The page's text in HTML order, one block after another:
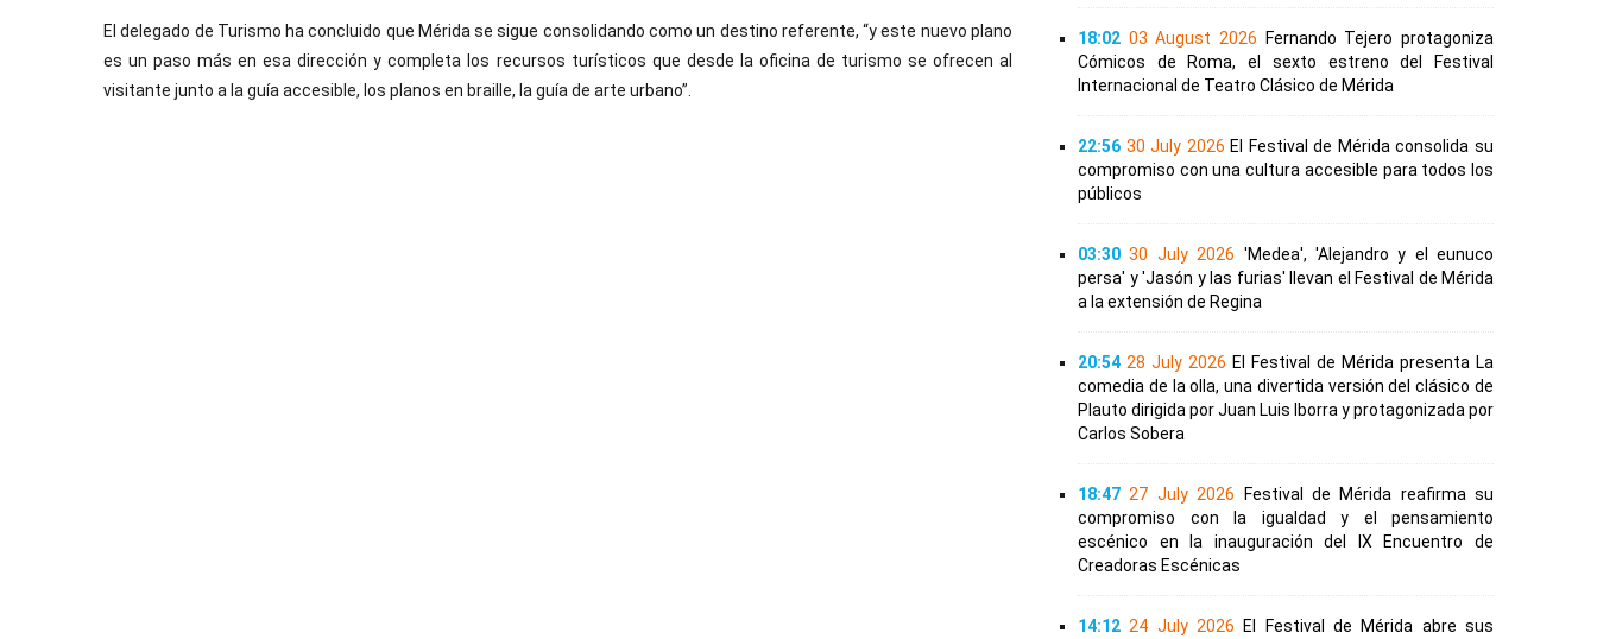
El delegado de Turismo ha concluido que Mérida se sigue consolidando como un destino referente, “y este nuevo plano
es un paso más en esa dirección y completa los recursos turísticos que desde la oficina de turismo se ofrecen al
visitante junto a la guía accesible, los planos en braille, la guía de arte urbano”.
18:02 03 August 2026
Fernando Tejero protagoniza
Cómicos de Roma, el sexto estreno del Festival
Internacional de Teatro Clásico de Mérida
22:56 30 July 2026 El Festival de Mérida consolida su
compromiso con una cultura accesible para todos los
públicos
03:30 30 July 2026 'Medea', 'Alejandro y el eunuco
persa' y 'Jasón y las furias' llevan el Festival de Mérida
a la extensión de Regina
20:54 28 July 2026 El Festival de Mérida presenta La
comedia de la olla, una divertida versión del clásico de
Plauto dirigida por Juan Luis Iborra y protagonizada por
Carlos Sobera
18:47 27 July 2026
Festival de Mérida reafirma su
compromiso con la igualdad y el pensamiento
escénico en la inauguración del IX Encuentro de
Creadoras Escénicas
14:12 24 July 2026
El Festival de Mérida abre sus